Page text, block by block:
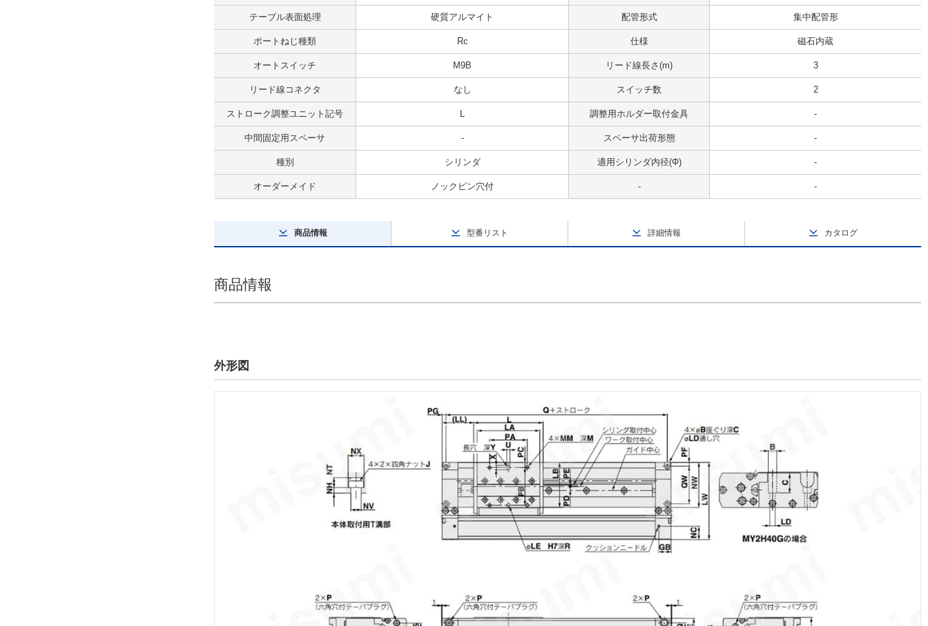
テーブル表面処理 硬質アルマイト 配管形式 集中配管形
ポートねじ種類 Rc 仕様 磁石内蔵
オートスイッチ M9B リード線長さ(m) 3
リード線コネクタ なし スイッチ数 2
ストローク調整ユニット記号 L 調整用ホルダー取付金具 -
中間固定用スペーサ - スペーサ出荷形態 -
種別 シリンダ 適用シリンダ内径(Φ) -
オーダーメイド ノックピン穴付 - -
商品情報 型番リスト 詳細情報 カタログ
商品情報
外形図